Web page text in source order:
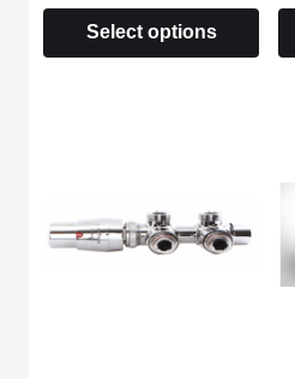
Select options